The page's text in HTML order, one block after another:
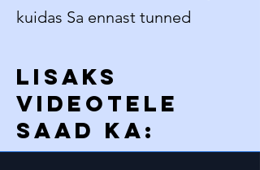
kuidas Sa ennast tunned
LISAKS
VIDEOTELE
SAAD KA: